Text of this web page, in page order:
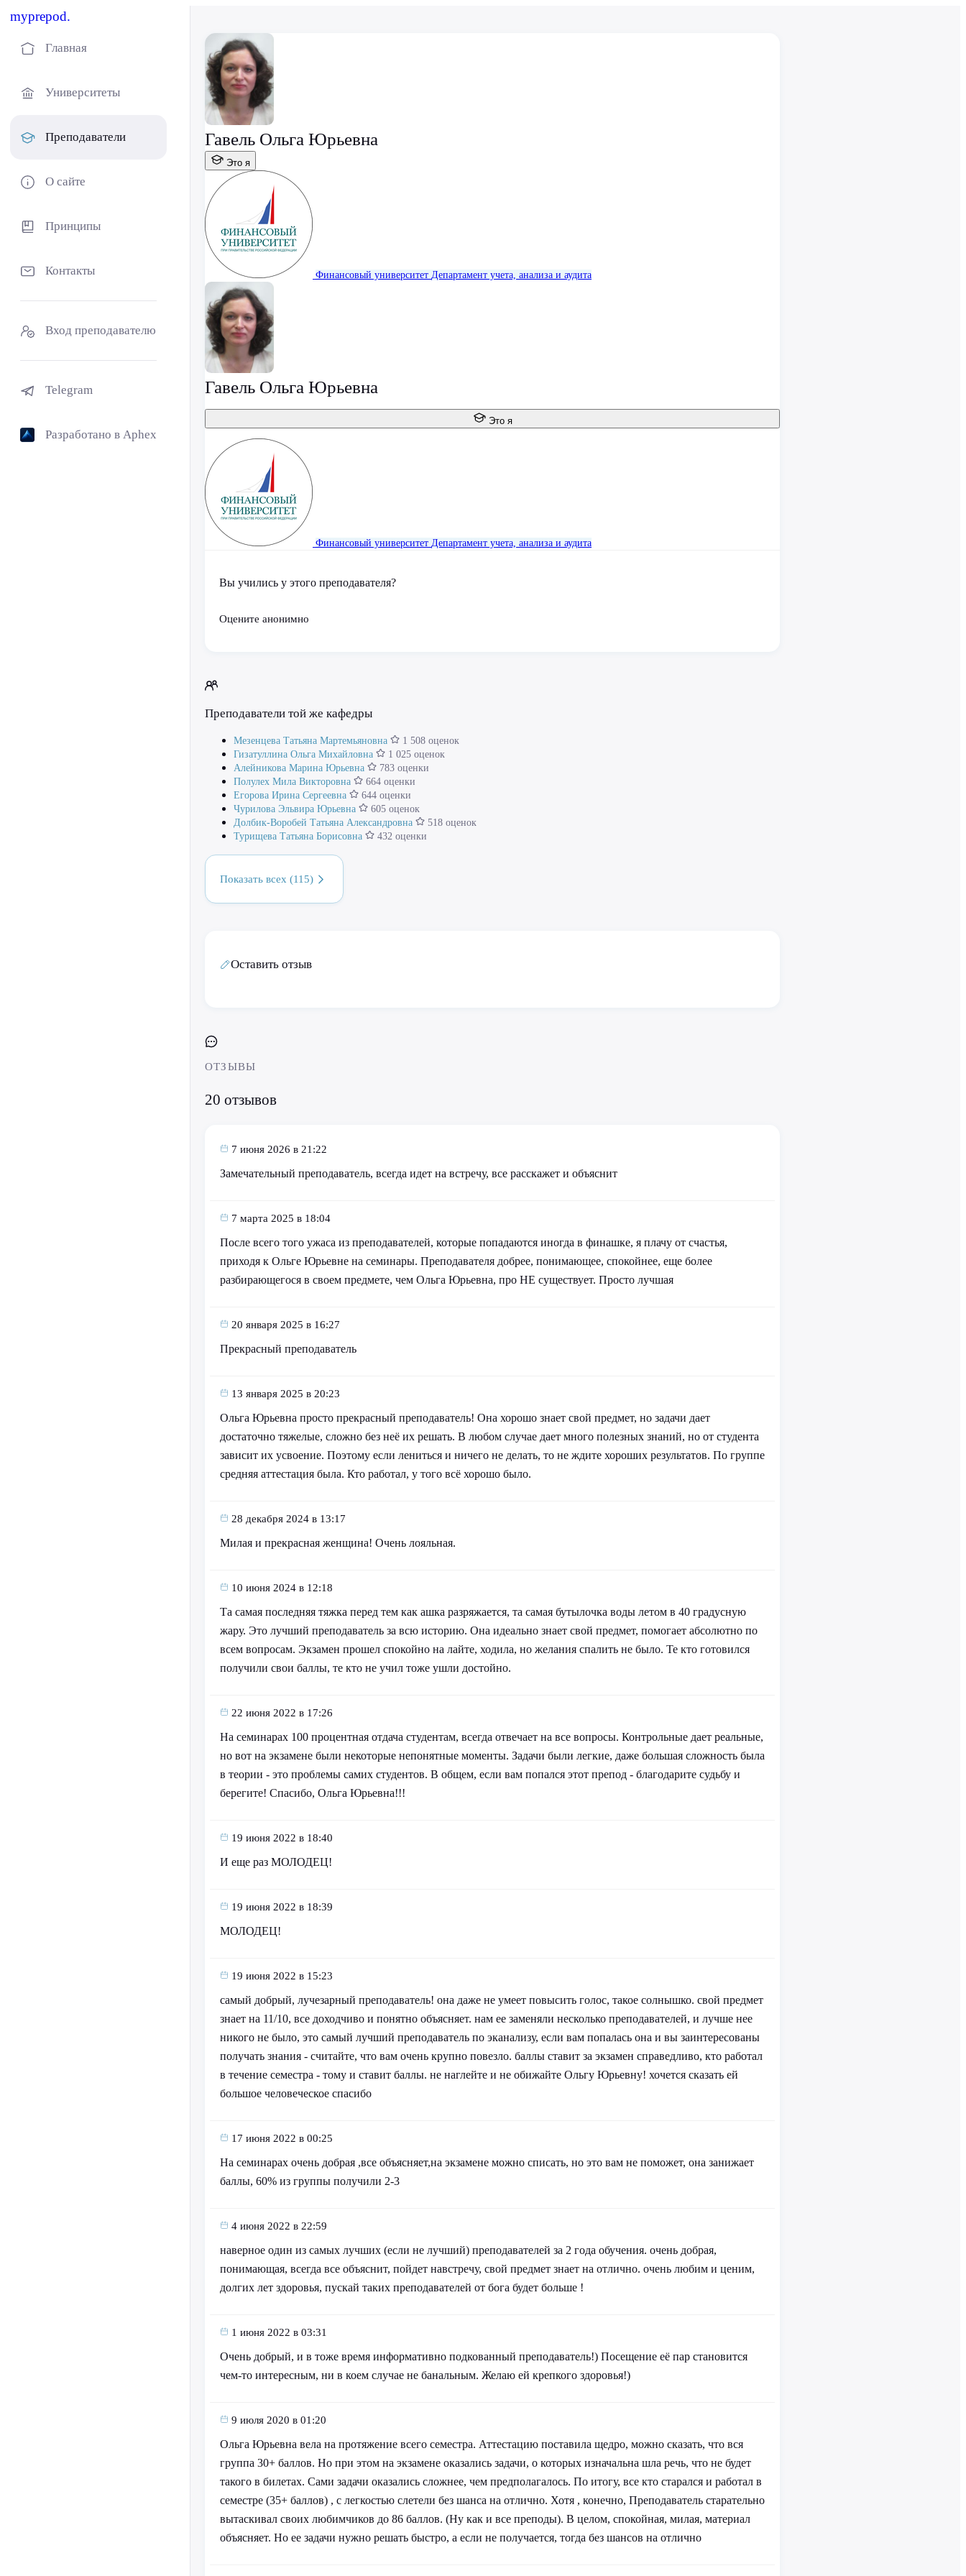
myprepod.
Главная
Университеты
Преподаватели
О сайте
Принципы
Контакты
Вход преподавателю
Telegram
Разработано в Aphex
Гавель Ольга Юрьевна
Это я
Финансовый университет Департамент учета, анализа и аудита
Гавель Ольга Юрьевна
Это я
Финансовый университет Департамент учета, анализа и аудита
Вы учились у этого преподавателя?
Оцените анонимно
Преподаватели той же кафедры
Мезенцева Татьяна Мартемьяновна
1 508 оценок
Гизатуллина Ольга Михайловна
1 025 оценок
Алейникова Марина Юрьевна
783 оценки
Полулех Мила Викторовна
664 оценки
Егорова Ирина Сергеевна
644 оценки
Чурилова Эльвира Юрьевна
605 оценок
Долбик-Воробей Татьяна Александровна
518 оценок
Турищева Татьяна Борисовна
432 оценки
Показать всех (115)
Оставить отзыв
ОТЗЫВЫ
20 отзывов
7 июня 2026 в 21:22
Замечательный преподаватель, всегда идет на встречу, все расскажет и объяснит
7 марта 2025 в 18:04
После всего того ужаса из преподавателей, которые попадаются иногда в финашке, я плачу от счастья,
приходя к Ольге Юрьевне на семинары. Преподавателя добрее, понимающее, спокойнее, еще более
разбирающегося в своем предмете, чем Ольга Юрьевна, про НЕ существует. Просто лучшая
20 января 2025 в 16:27
Прекрасный преподаватель
13 января 2025 в 20:23
Ольга Юрьевна просто прекрасный преподаватель! Она хорошо знает свой предмет, но задачи дает
достаточно тяжелые, сложно без неё их решать. В любом случае дает много полезных знаний, но от студента
зависит их усвоение. Поэтому если лениться и ничего не делать, то не ждите хороших результатов. По группе
средняя аттестация была. Кто работал, у того всё хорошо было.
28 декабря 2024 в 13:17
Милая и прекрасная женщина! Очень лояльная.
10 июня 2024 в 12:18
Та самая последняя тяжка перед тем как ашка разряжается, та самая бутылочка воды летом в 40 градусную
жару. Это лучший преподаватель за всю историю. Она идеально знает свой предмет, помогает абсолютно по
всем вопросам. Экзамен прошел спокойно на лайте, ходила, но желания спалить не было. Те кто готовился
получили свои баллы, те кто не учил тоже ушли достойно.
22 июня 2022 в 17:26
На семинарах 100 процентная отдача студентам, всегда отвечает на все вопросы. Контрольные дает реальные,
но вот на экзамене были некоторые непонятные моменты. Задачи были легкие, даже большая сложность была
в теории - это проблемы самих студентов. В общем, если вам попался этот препод - благодарите судьбу и
берегите! Спасибо, Ольга Юрьевна!!!
19 июня 2022 в 18:40
И еще раз МОЛОДЕЦ!
19 июня 2022 в 18:39
МОЛОДЕЦ!
19 июня 2022 в 15:23
самый добрый, лучезарный преподаватель! она даже не умеет повысить голос, такое солнышко. свой предмет
знает на 11/10, все доходчиво и понятно объясняет. нам ее заменяли несколько преподавателей, и лучше нее
никого не было, это самый лучший преподаватель по эканализу, если вам попалась она и вы заинтересованы
получать знания - считайте, что вам очень крупно повезло. баллы ставит за экзамен справедливо, кто работал
в течение семестра - тому и ставит баллы. не наглейте и не обижайте Ольгу Юрьевну! хочется сказать ей
большое человеческое спасибо
17 июня 2022 в 00:25
На семинарах очень добрая ,все объясняет,на экзамене можно списать, но это вам не поможет, она занижает
баллы, 60% из группы получили 2-3
4 июня 2022 в 22:59
наверное один из самых лучших (если не лучший) преподавателей за 2 года обучения. очень добрая,
понимающая, всегда все объяснит, пойдет навстречу, свой предмет знает на отлично. очень любим и ценим,
долгих лет здоровья, пускай таких преподавателей от бога будет больше !
1 июня 2022 в 03:31
Очень добрый, и в тоже время информативно подкованный преподаватель!) Посещение её пар становится
чем-то интересным, ни в коем случае не банальным. Желаю ей крепкого здоровья!)
9 июля 2020 в 01:20
Ольга Юрьевна вела на протяжение всего семестра. Аттестацию поставила щедро, можно сказать, что вся
группа 30+ баллов. Но при этом на экзамене оказались задачи, о которых изначальна шла речь, что не будет
такого в билетах. Сами задачи оказались сложнее, чем предполагалось. По итогу, все кто старался и работал в
семестре (35+ баллов) , с легкостью слетели без шанса на отлично. Хотя , конечно, Преподаватель старательно
вытаскивал своих любимчиков до 86 баллов. (Ну как и все преподы). В целом, спокойная, милая, материал
объясняет. Но ее задачи нужно решать быстро, а если не получается, тогда без шансов на отлично